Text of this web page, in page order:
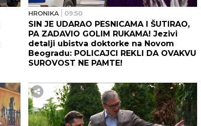
HRONIKA 09:50
SIN JE UDARAO PESNICAMA I ŠUTIRAO,
PA ZADAVIO GOLIM RUKAMA! Jezivi
detalji ubistva doktorke na Novom
Beogradu: POLICAJCI REKLI DA OVAKVU
SUROVOST NE PAMTE!